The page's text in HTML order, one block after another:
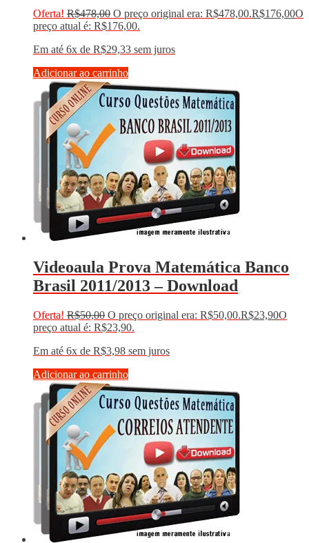
Oferta! R$478,00 O preço original era: R$478,00.R$176,00O
preço atual é: R$176,00.
Em até 6x de R$29,33 sem juros
Adicionar ao carrinho
Videoaula Prova Matemática Banco
Brasil 2011/2013 – Download
Oferta! R$50,00 O preço original era: R$50,00.R$23,90O
preço atual é: R$23,90.
Em até 6x de R$3,98 sem juros
Adicionar ao carrinho